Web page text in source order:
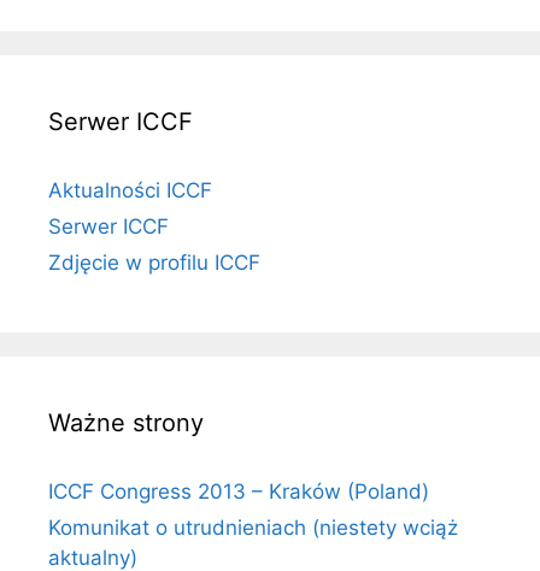
Serwer ICCF
Aktualności ICCF
Serwer ICCF
Zdjęcie w profilu ICCF
Ważne strony
ICCF Congress 2013 – Kraków (Poland)
Komunikat o utrudnieniach (niestety wciąż
aktualny)